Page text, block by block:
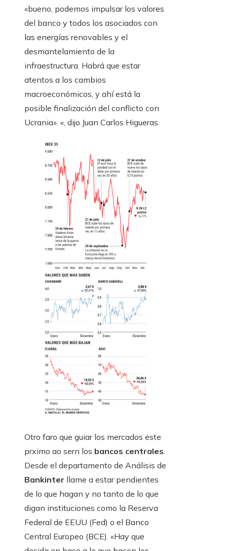
«bueno, podemos impulsar los valores
del banco y todos los asociados con
las energías renovables y el
desmantelamiento de la
infraestructura. Habrá que estar
atentos a los cambios
macroeconómicos, y ahí está la
posible finalización del conflicto con
Ucrania». «, dijo Juan Carlos Higueras.
Otro faro que guiar los mercados este
prximo ao sern los bancos centrales
Desde el departamento de Análisis de
Bankinter llame a estar pendientes
de lo que hagan y no tanto de lo que
digan instituciones como la Reserva
Federal de EEUU (Fed) o el Banco
Central Europeo (BCE). «Hay que